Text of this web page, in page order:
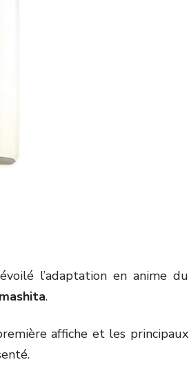
l’adaptation en anime du
.
affiche et les principaux